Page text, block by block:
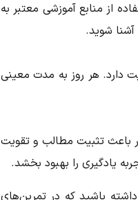
از منابع آموزشی معتبر به
شوید.
دارد. هر روز به مدت معینی
باعث تثبیت مطالب و تقویت
یادگیری را بهبود بخشد.
باشید که در تمرین‌های